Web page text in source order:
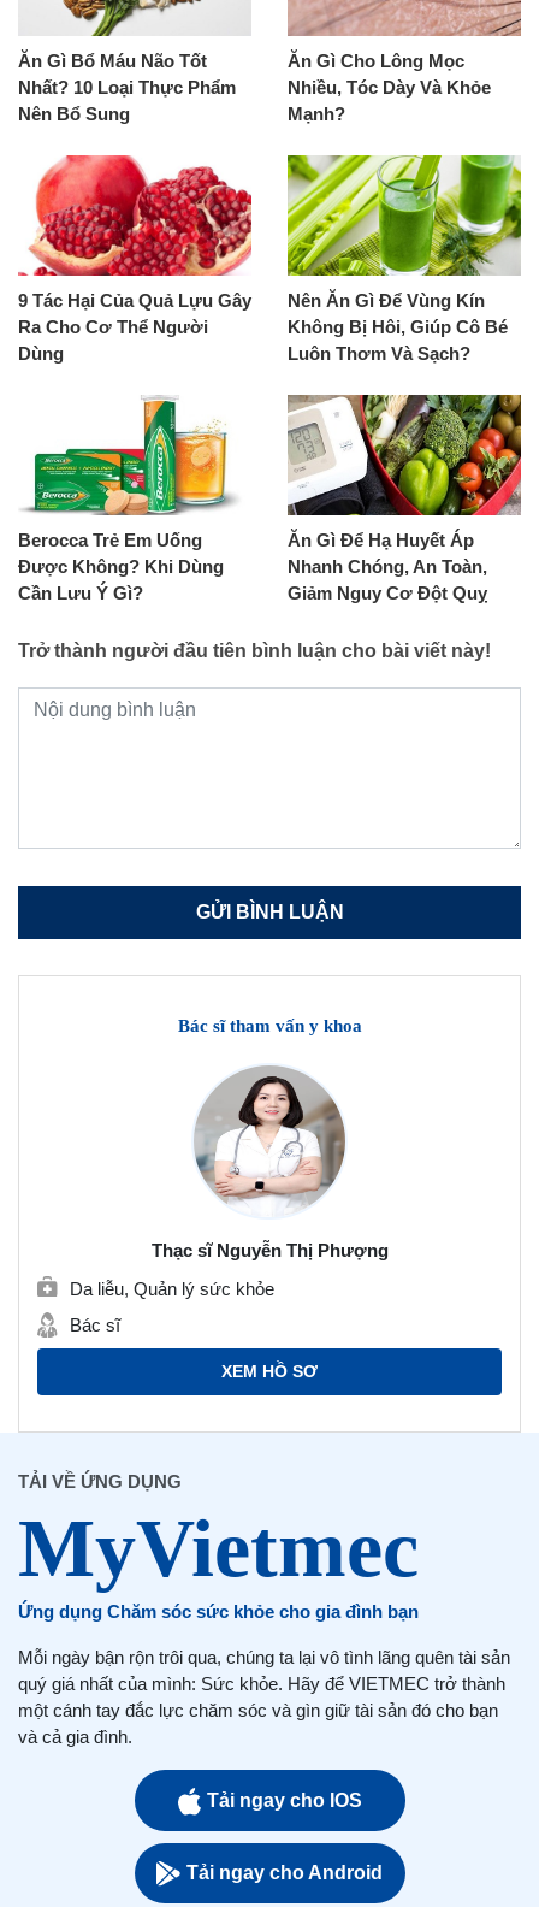
Ăn Gì Bổ Máu Não Tốt
Nhất? 10 Loại Thực Phẩm
Nên Bổ Sung
Ăn Gì Cho Lông Mọc
Nhiều, Tóc Dày Và Khỏe
Mạnh?
9 Tác Hại Của Quả Lựu Gây
Ra Cho Cơ Thể Người
Dùng
Nên Ăn Gì Để Vùng Kín
Không Bị Hôi, Giúp Cô Bé
Luôn Thơm Và Sạch?
Berocca Trẻ Em Uống
Được Không? Khi Dùng
Cần Lưu Ý Gì?
Ăn Gì Để Hạ Huyết Áp
Nhanh Chóng, An Toàn,
Giảm Nguy Cơ Đột Quỵ
Trở thành người đầu tiên bình luận cho bài viết này!
Bác sĩ tham vấn y khoa
Thạc sĩ Nguyễn Thị Phượng
Da liễu, Quản lý sức khỏe
Bác sĩ
XEM HỒ SƠ
TẢI VỀ ỨNG DỤNG
Ứng dụng Chăm sóc sức khỏe cho gia đình bạn
Mỗi ngày bận rộn trôi qua, chúng ta lại vô tình lãng quên tài sản
quý giá nhất của mình: Sức khỏe. Hãy để VIETMEC trở thành
một cánh tay đắc lực chăm sóc và gìn giữ tài sản đó cho bạn
và cả gia đình.
Tải ngay cho IOS
Tải ngay cho Android